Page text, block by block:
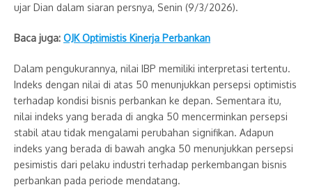
ujar Dian dalam siaran persnya, Senin (9/3/2026).
Baca juga: OJK Optimistis Kinerja Perbankan
Dalam pengukurannya, nilai IBP memiliki interpretasi tertentu.
Indeks dengan nilai di atas 50 menunjukkan persepsi optimistis
terhadap kondisi bisnis perbankan ke depan. Sementara itu,
nilai indeks yang berada di angka 50 mencerminkan persepsi
stabil atau tidak mengalami perubahan signifikan. Adapun
indeks yang berada di bawah angka 50 menunjukkan persepsi
pesimistis dari pelaku industri terhadap perkembangan bisnis
perbankan pada periode mendatang.